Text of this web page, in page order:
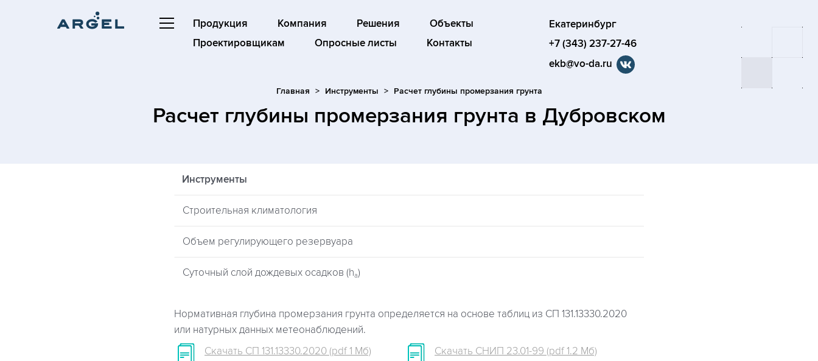
Продукция Компания Решения
Объекты
Проектировщикам
Опросные листы Контакты
Екатеринбург
+7 (343) 237-27-46
ekb@vo-da.ru
Главная Инструменты Расчет глубины промерзания грунта
Расчет глубины промерзания грунта в Дубровском
Инструменты
Строительная климатология
Объем регулирующего резервуара
Суточный слой дождевых осадков (ha)
Нормативная глубина промерзания грунта определяется на основе таблиц из СП 131.13330.2020
или натурных данных метеонаблюдений.
Скачать СП 131.13330.2020 (pdf 1 Мб)
Скачать СНИП 23.01-99 (pdf 1.2 Мб)